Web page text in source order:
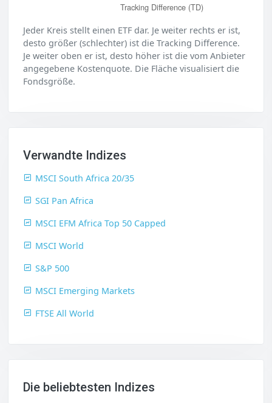
Tracking Difference (TD)
Jeder Kreis stellt einen ETF dar. Je weiter rechts er ist,
desto größer (schlechter) ist die Tracking Difference.
Je weiter oben er ist, desto höher ist die vom Anbieter
angegebene Kostenquote. Die Fläche visualisiert die
Fondsgröße.
Verwandte Indizes
MSCI South Africa 20/35
SGI Pan Africa
MSCI EFM Africa Top 50 Capped
MSCI World
S&P 500
MSCI Emerging Markets
FTSE All World
Die beliebtesten Indizes